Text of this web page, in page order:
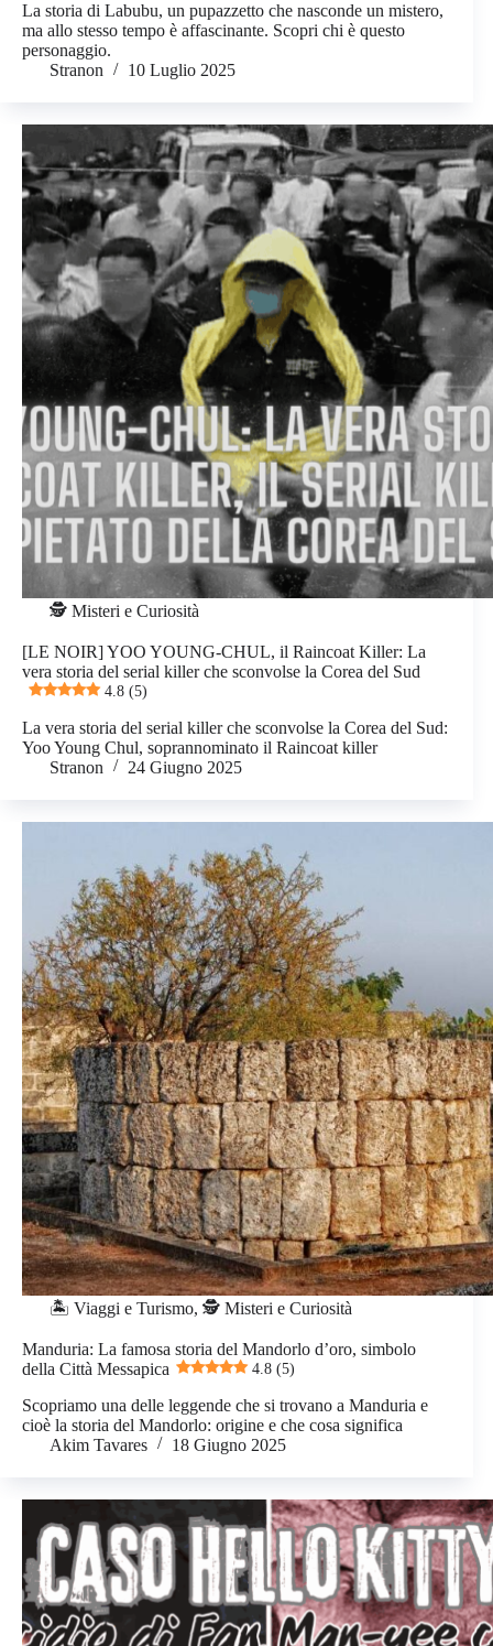
La storia di Labubu, un pupazzetto che nasconde un mistero,
ma allo stesso tempo è affascinante. Scopri chi è questo
personaggio.
Stranon
10 Luglio 2025
🕵️ Misteri e Curiosità
[LE NOIR] YOO YOUNG-CHUL, il Raincoat Killer: La
vera storia del serial killer che sconvolse la Corea del Sud
4.8 (5)
La vera storia del serial killer che sconvolse la Corea del Sud:
Yoo Young Chul, soprannominato il Raincoat killer
Stranon
24 Giugno 2025
🏝️ Viaggi e Turismo, 🕵️ Misteri e Curiosità
Manduria: La famosa storia del Mandorlo d’oro, simbolo
della Città Messapica
4.8 (5)
Scopriamo una delle leggende che si trovano a Manduria e
cioè la storia del Mandorlo: origine e che cosa significa
Akim Tavares
18 Giugno 2025